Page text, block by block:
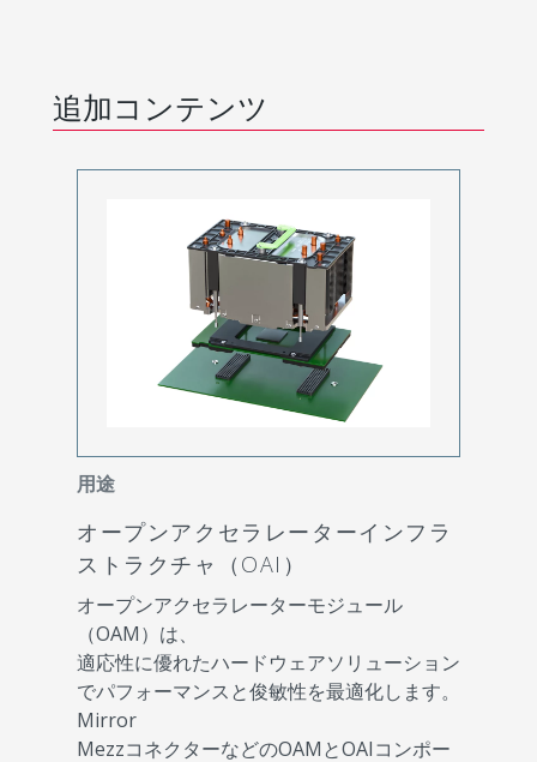
追加コンテンツ
用途
オープンアクセラレーターインフラ
ストラクチャ（OAI）
オープンアクセラレーターモジュール
（OAM）は、
適応性に優れたハードウェアソリューション
でパフォーマンスと俊敏性を最適化します。
Mirror
MezzコネクターなどのOAMとOAIコンポー